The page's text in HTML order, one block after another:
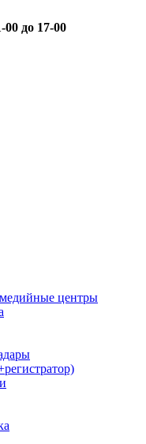
00 до 17-00
центры